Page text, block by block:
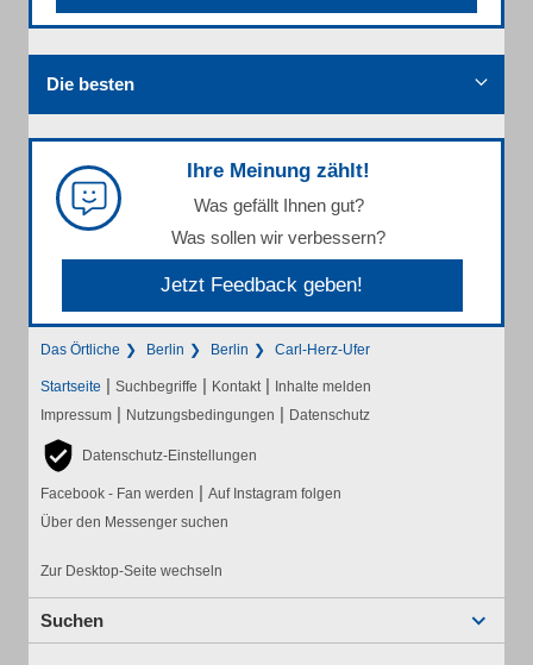
Die besten
Ihre Meinung zählt!
Was gefällt Ihnen gut?
Was sollen wir verbessern?
Jetzt Feedback geben!
Das Örtliche Berlin Berlin Carl-Herz-Ufer
Startseite | Suchbegriffe | Kontakt | Inhalte melden
Impressum | Nutzungsbedingungen | Datenschutz
Datenschutz-Einstellungen
Facebook - Fan werden | Auf Instagram folgen
Über den Messenger suchen
Zur Desktop-Seite wechseln
Suchen